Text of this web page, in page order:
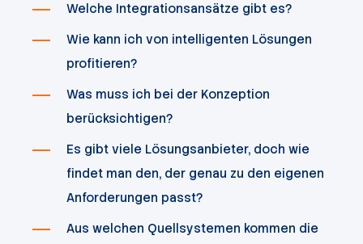
Welche Integrationsansätze gibt es?
Wie kann ich von intelligenten Lösungen
profitieren?
Was muss ich bei der Konzeption
berücksichtigen?
Es gibt viele Lösungsanbieter, doch wie
findet man den, der genau zu den eigenen
Anforderungen passt?
Aus welchen Quellsystemen kommen die